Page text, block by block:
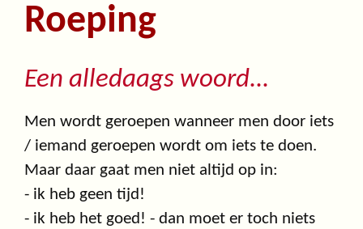
Roeping
Een alledaags woord...
Men wordt geroepen wanneer men door iets
/ iemand geroepen wordt om iets te doen.
Maar daar gaat men niet altijd op in:
- ik heb geen tijd!
- ik heb het goed! - dan moet er toch niets